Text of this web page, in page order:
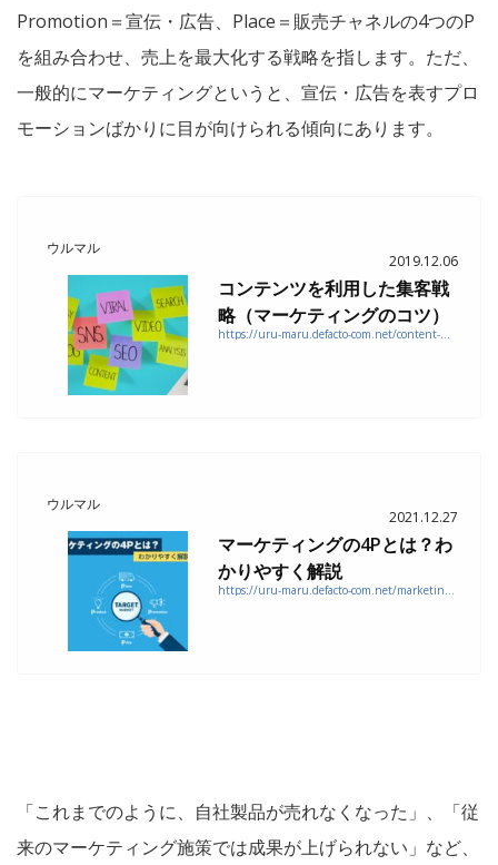
Promotion＝宣伝・広告、Place＝販売チャネルの4つのP
を組み合わせ、売上を最大化する戦略を指します。ただ、
一般的にマーケティングというと、宣伝・広告を表すプロ
モーションばかりに目が向けられる傾向にあります。
ウルマル
2019.12.06
コンテンツを利用した集客戦
略（マーケティングのコツ）
https://uru-maru.defacto-com.net/content-marketing-funnel
ウルマル
2021.12.27
マーケティングの4Pとは？わ
かりやすく解説
https://uru-maru.defacto-com.net/marketing-4p
「これまでのように、自社製品が売れなくなった」、「従
来のマーケティング施策では成果が上げられない」など、